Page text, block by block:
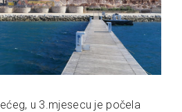
u 3.mjesecu je počela